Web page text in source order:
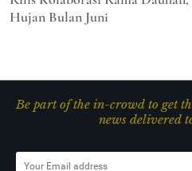
Hujan Bulan Juni
Be part of the in-crowd to get
news delivered